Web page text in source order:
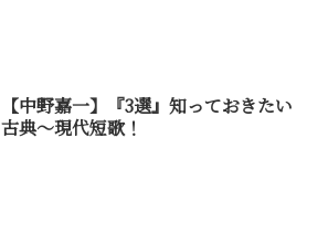
【中野嘉一】『3選』知っておきたい
古典～現代短歌！